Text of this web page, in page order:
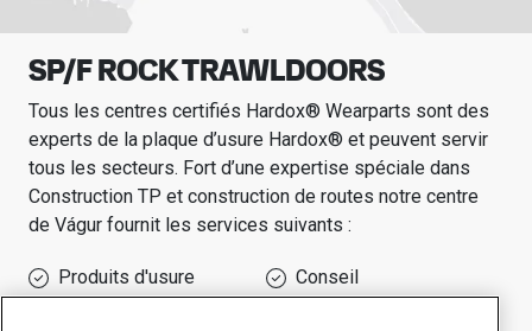
SP/F ROCK TRAWLDOORS
Tous les centres certifiés Hardox® Wearparts sont des
experts de la plaque d’usure Hardox® et peuvent servir
tous les secteurs. Fort d’une expertise spéciale dans
Construction TP et construction de routes notre centre
de Vágur fournit les services suivants :
Produits d'usure
Conseil